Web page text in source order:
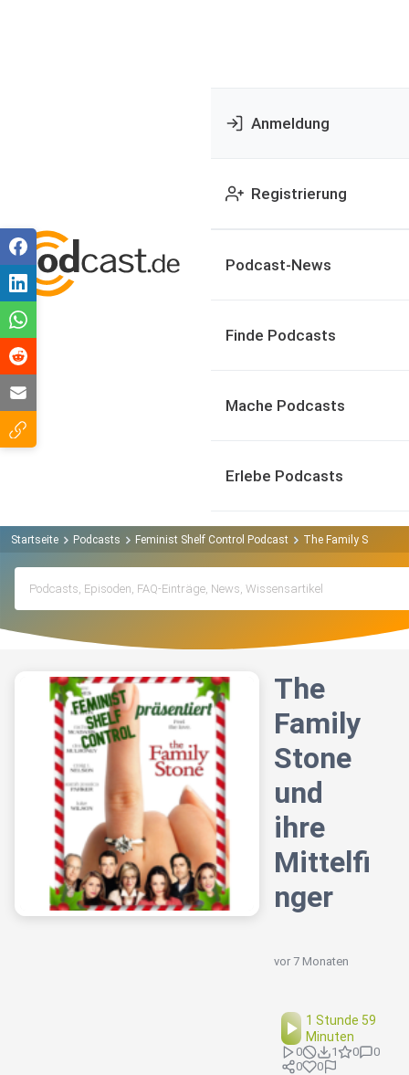
Anmeldung
Registrierung
Podcast-News
Finde Podcasts
Mache Podcasts
Erlebe Podcasts
Startseite Podcasts Feminist Shelf Control Podcast The Family Stone
The
Family
Stone
und
ihre
Mittelfi
nger
vor 7 Monaten
1 Stunde 59
Minuten
0 1 0
0
0
0